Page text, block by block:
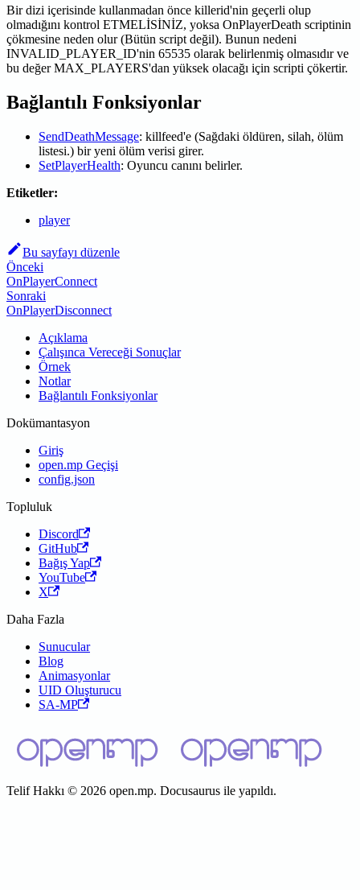
Bir dizi içerisinde kullanmadan önce killerid'nin geçerli olup
olmadığını kontrol ETMELİSİNİZ, yoksa OnPlayerDeath scriptinin
çökmesine neden olur (Bütün script değil). Bunun nedeni
INVALID_PLAYER_ID'nin 65535 olarak belirlenmiş olmasıdır ve
bu değer MAX_PLAYERS'dan yüksek olacağı için scripti çökertir.
Bağlantılı Fonksiyonlar
SendDeathMessage: killfeed'e (Sağdaki öldüren, silah, ölüm
listesi.) bir yeni ölüm verisi girer.
SetPlayerHealth: Oyuncu canını belirler.
Etiketler:
player
Bu sayfayı düzenle
Önceki
OnPlayerConnect
Sonraki
OnPlayerDisconnect
Açıklama
Çalışınca Vereceği Sonuçlar
Örnek
Notlar
Bağlantılı Fonksiyonlar
Dokümantasyon
Giriş
open.mp Geçişi
config.json
Topluluk
Discord
GitHub
Bağış Yap
YouTube
X
Daha Fazla
Sunucular
Blog
Animasyonlar
UID Oluşturucu
SA-MP
Telif Hakkı © 2026 open.mp. Docusaurus ile yapıldı.